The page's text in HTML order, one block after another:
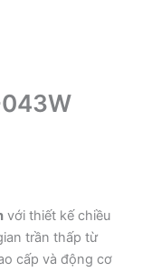
với thiết kế chiều
trần thấp từ
cấp và động cơ